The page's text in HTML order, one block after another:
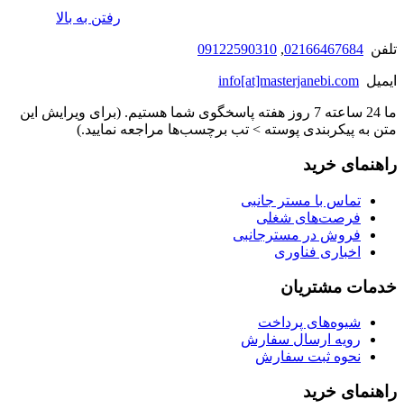
رفتن به بالا
تلفن 02166467684
,
09122590310
ایمیل info[at]masterjanebi.com
ما 24 ساعته 7 روز هفته پاسخگوی شما هستیم. (برای ویرایش این
متن به پیکربندی پوسته > تب برچسب‌ها مراجعه نمایید.)
راهنمای خرید
تماس با مستر جانبی
فرصت‌های شغلی
فروش در مسترجانبی
اخباری فناوری
خدمات مشتریان
شیوه‌های پرداخت
رویه ارسال سفارش
نحوه ثبت سفارش
راهنمای خرید